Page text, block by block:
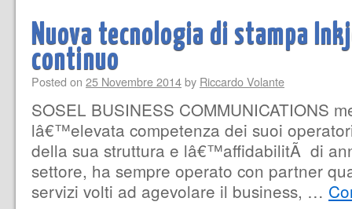
Nuova tecnologia di stampa
continuo
Posted on 25 Novembre 2014by Riccardo Volante
SOSEL BUSINESS COMMUNICATIONS
lâ€™elevata competenza dei suoi
della sua struttura e lâ€™affidabilitÃ di
settore, ha sempre operato con partner
servizi volti ad agevolare il business, …